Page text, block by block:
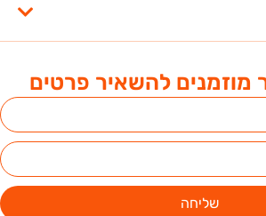
מוזמנים להשאיר פרטים
שליחה